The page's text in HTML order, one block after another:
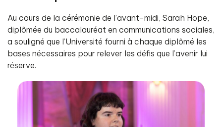
Au cours de la cérémonie de l’avant-midi, Sarah Hope,
diplômée du baccalauréat en communications sociales,
a souligné que l’Université fourni à chaque diplômé les
bases nécessaires pour relever les défis que l’avenir lui
réserve.